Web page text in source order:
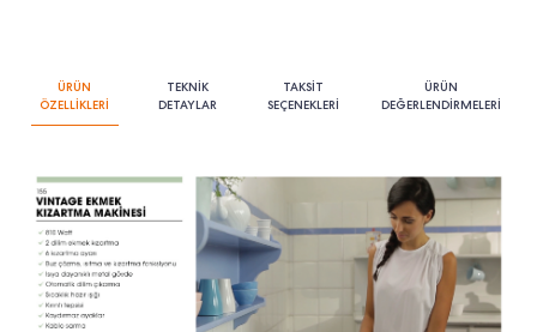
ÜRÜN
ÖZELLİKLERİ
TEKNİK
DETAYLAR
TAKSİT
SEÇENEKLERİ
ÜRÜN
DEĞERLENDİRMELERİ